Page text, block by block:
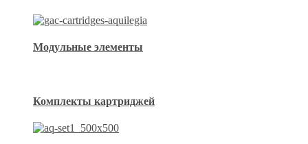
Модульные элементы
Комплекты картриджей